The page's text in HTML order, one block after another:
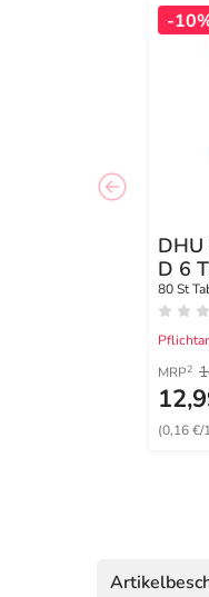
-
D 6
80 St
MRP2
(0,16 €/